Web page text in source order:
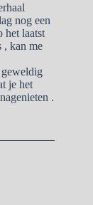
nog een
het laatst
, kan me
je het
.